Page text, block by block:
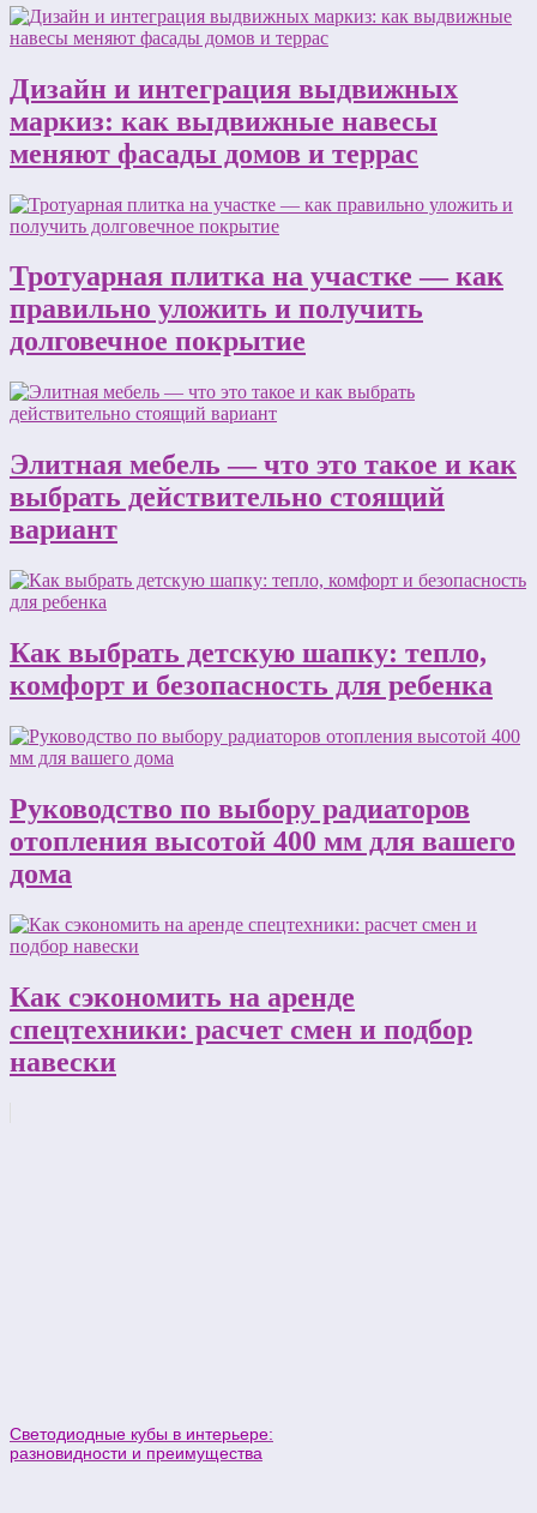
Дизайн и интеграция выдвижных
маркиз: как выдвижные навесы
меняют фасады домов и террас
Тротуарная плитка на участке — как
правильно уложить и получить
долговечное покрытие
Элитная мебель — что это такое и как
выбрать действительно стоящий
вариант
Как выбрать детскую шапку: тепло,
комфорт и безопасность для ребенка
Руководство по выбору радиаторов
отопления высотой 400 мм для вашего
дома
Как сэкономить на аренде
спецтехники: расчет смен и подбор
навески
Светодиодные кубы в интерьере:
разновидности и преимущества